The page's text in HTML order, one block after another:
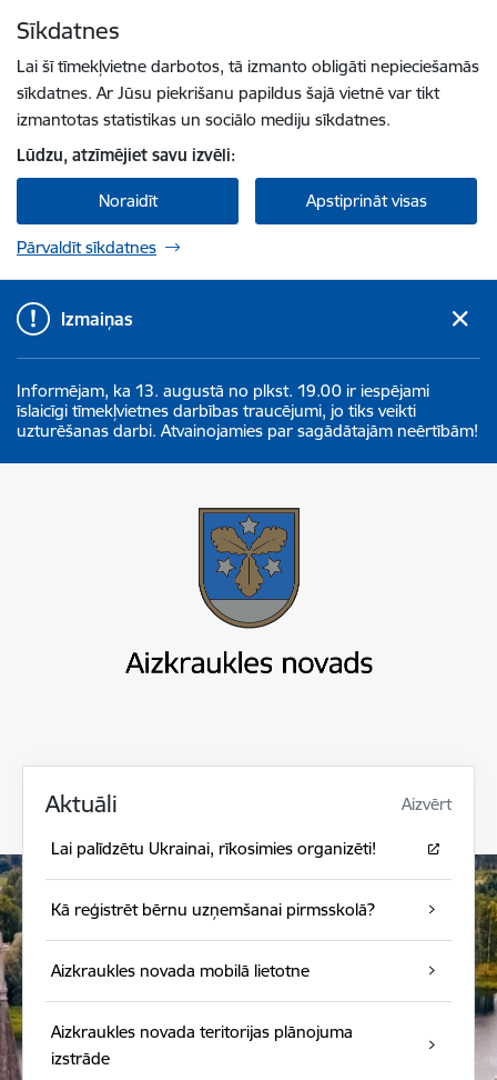
Sīkdatnes
Lai šī tīmekļvietne darbotos, tā izmanto obligāti nepieciešamās
sīkdatnes. Ar Jūsu piekrišanu papildus šajā vietnē var tikt
izmantotas statistikas un sociālo mediju sīkdatnes.
Lūdzu, atzīmējiet savu izvēli:
Noraidīt Apstiprināt visas
Pārvaldīt sīkdatnes
Izmaiņas
Informējam, ka 13. augustā no plkst. 19.00 ir iespējami
īslaicīgi tīmekļvietnes darbības traucējumi, jo tiks veikti
uzturēšanas darbi. Atvainojamies par sagādātajām neērtībām!
Aktuāli Aizvērt
Lai palīdzētu Ukrainai, rīkosimies organizēti!
Kā reģistrēt bērnu uzņemšanai pirmsskolā?
Aizkraukles novada mobilā lietotne
Aizkraukles novada teritorijas plānojuma
izstrāde